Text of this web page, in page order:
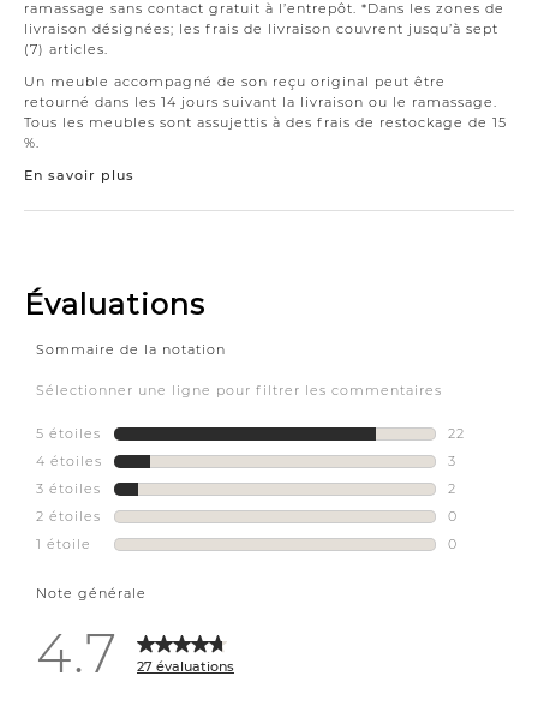
ramassage sans contact gratuit à l’entrepôt. *Dans les zones de
livraison désignées; les frais de livraison couvrent jusqu’à sept
(7) articles.
Un meuble accompagné de son reçu original peut être
retourné dans les 14 jours suivant la livraison ou le ramassage.
Tous les meubles sont assujettis à des frais de restockage de 15
%.
En savoir plus